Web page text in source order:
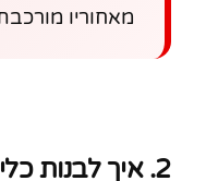
מאחוריו